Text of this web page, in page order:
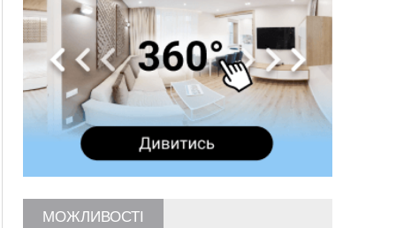
5 років
11:50
Податкова передасть в Міноборони для
"Оберегу" дані про чоловіків 18–60 років
Водійка, яку на Сухомлинського побив інший
керманич, відмовилася від обвинувачення —
справу закрили
У Франківську, Коломиї, Долині та Яремче 6
серпня зафіксували рекордну спеку
МОЖЛИВОСТІ